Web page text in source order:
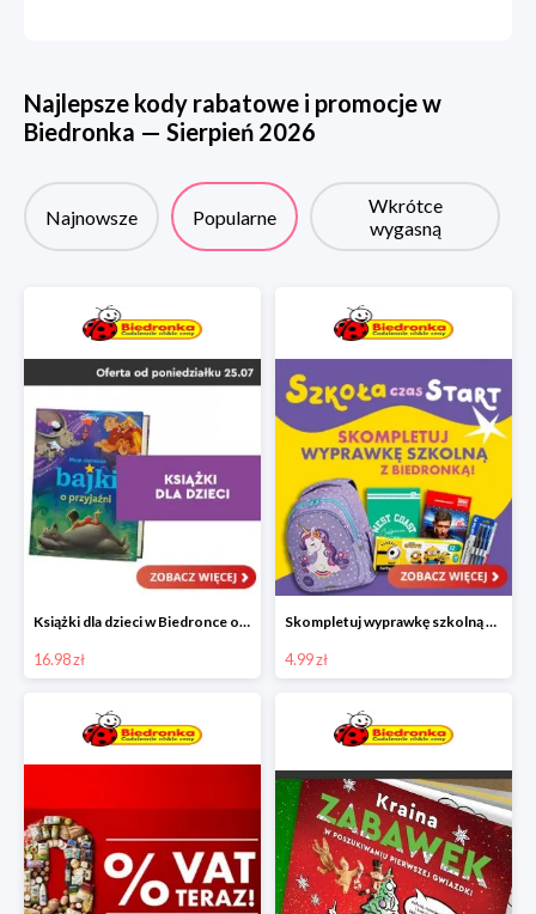
Najlepsze kody rabatowe i promocje w
Biedronka — Sierpień 2026
Najnowsze Popularne
Wkrótce
wygasną
Książki dla dzieci w Biedronce od 16,99 zł
16.98 zł
Skompletuj wyprawkę szkolną z Biedronką od 4,99 zł
4.99 zł